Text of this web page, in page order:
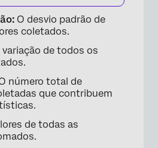
O desvio padrão de
coletados.
variação de todos os
número total de
que contribuem
de todas as